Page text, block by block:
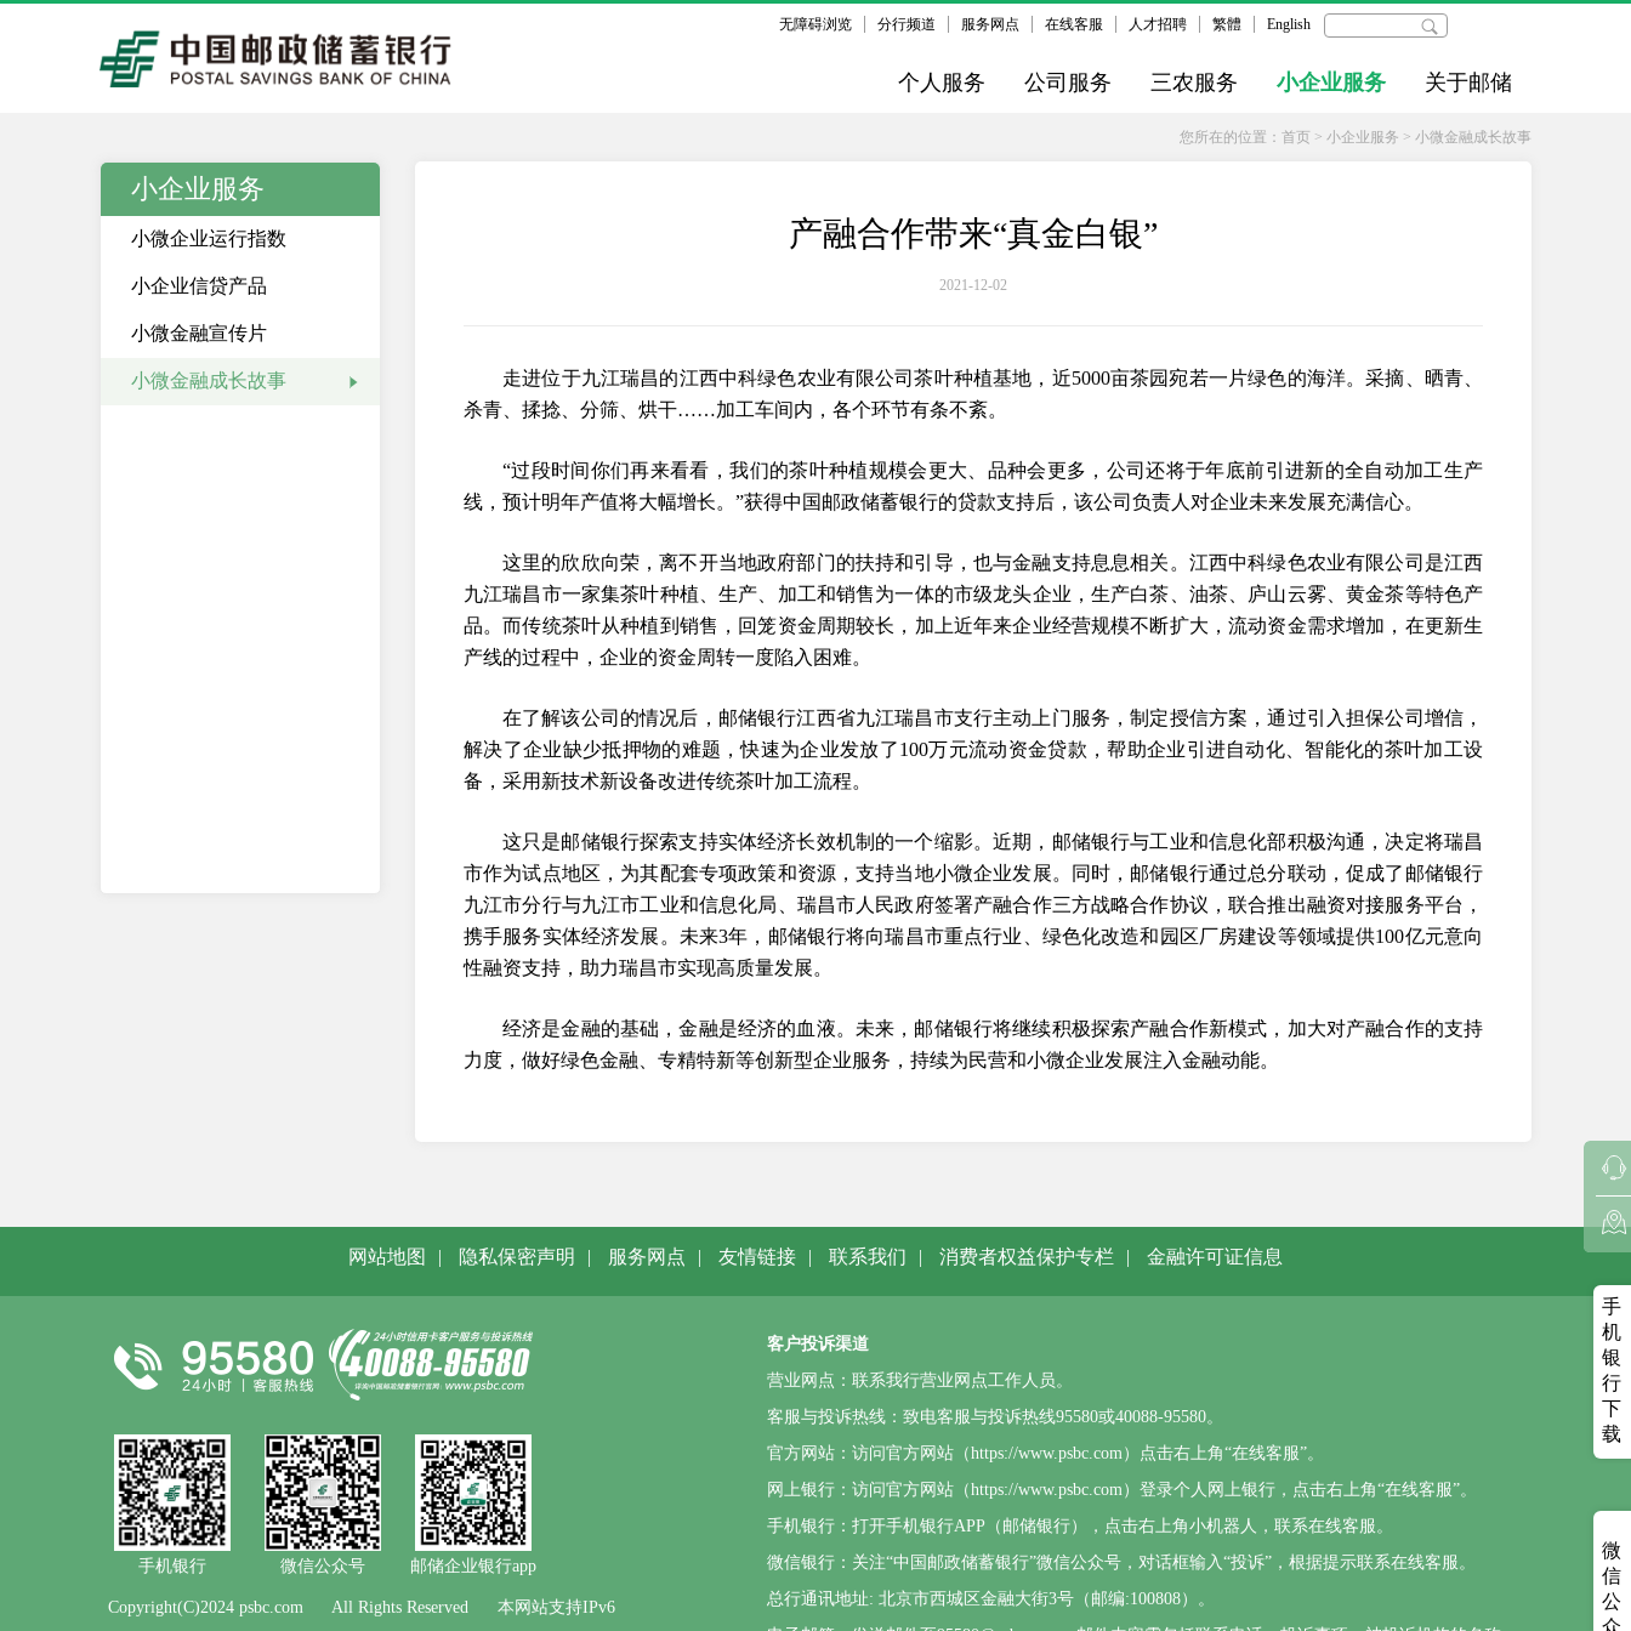
无障碍浏览 分行频道 服务网点 在线客服 人才招聘 繁體 English
个人服务 公司服务 三农服务 小企业服务 关于邮储
您所在的位置： 首页 > 小企业服务 > 小微金融成长故事
小企业服务
小微企业运行指数
小企业信贷产品
小微金融宣传片
小微金融成长故事
产融合作带来“真金白银”
2021-12-02
走进位于九江瑞昌的江西中科绿色农业有限公司茶叶种植基地，近5000亩茶园宛若一片绿色的海洋。采摘、晒青、
杀青、揉捻、分筛、烘干……加工车间内，各个环节有条不紊。
“过段时间你们再来看看，我们的茶叶种植规模会更大、品种会更多，公司还将于年底前引进新的全自动加工生产
线，预计明年产值将大幅增长。”获得中国邮政储蓄银行的贷款支持后，该公司负责人对企业未来发展充满信心。
这里的欣欣向荣，离不开当地政府部门的扶持和引导，也与金融支持息息相关。江西中科绿色农业有限公司是江西
九江瑞昌市一家集茶叶种植、生产、加工和销售为一体的市级龙头企业，生产白茶、油茶、庐山云雾、黄金茶等特色产
品。而传统茶叶从种植到销售，回笼资金周期较长，加上近年来企业经营规模不断扩大，流动资金需求增加，在更新生
产线的过程中，企业的资金周转一度陷入困难。
在了解该公司的情况后，邮储银行江西省九江瑞昌市支行主动上门服务，制定授信方案，通过引入担保公司增信，
解决了企业缺少抵押物的难题，快速为企业发放了100万元流动资金贷款，帮助企业引进自动化、智能化的茶叶加工设
备，采用新技术新设备改进传统茶叶加工流程。
这只是邮储银行探索支持实体经济长效机制的一个缩影。近期，邮储银行与工业和信息化部积极沟通，决定将瑞昌
市作为试点地区，为其配套专项政策和资源，支持当地小微企业发展。同时，邮储银行通过总分联动，促成了邮储银行
九江市分行与九江市工业和信息化局、瑞昌市人民政府签署产融合作三方战略合作协议，联合推出融资对接服务平台，
携手服务实体经济发展。未来3年，邮储银行将向瑞昌市重点行业、绿色化改造和园区厂房建设等领域提供100亿元意向
性融资支持，助力瑞昌市实现高质量发展。
经济是金融的基础，金融是经济的血液。未来，邮储银行将继续积极探索产融合作新模式，加大对产融合作的支持
力度，做好绿色金融、专精特新等创新型企业服务，持续为民营和小微企业发展注入金融动能。
网站地图 | 隐私保密声明 | 服务网点 | 友情链接 | 联系我们 | 消费者权益保护专栏 | 金融许可证信息
手机银行 微信公众号 邮储企业银行app
Copyright(C)2024 psbc.com All Rights Reserved 本网站支持IPv6
客户投诉渠道
营业网点：联系我行营业网点工作人员。
客服与投诉热线：致电客服与投诉热线95580或40088-95580。
官方网站：访问官方网站（https://www.psbc.com）点击右上角“在线客服”。
网上银行：访问官方网站（https://www.psbc.com）登录个人网上银行，点击右上角“在线客服”。
手机银行：打开手机银行APP（邮储银行），点击右上角小机器人，联系在线客服。
微信银行：关注“中国邮政储蓄银行”微信公众号，对话框输入“投诉”，根据提示联系在线客服。
总行通讯地址: 北京市西城区金融大街3号（邮编:100808）。
手
机
银
行
下
载
微
信
公
众